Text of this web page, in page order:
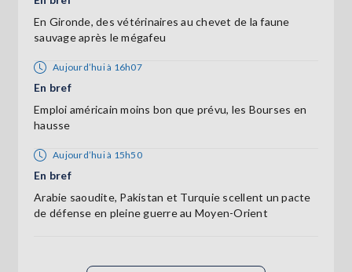
En Gironde, des vétérinaires au chevet de la faune
sauvage après le mégafeu
Aujourd’hui à 16h07
En bref
Emploi américain moins bon que prévu, les Bourses en
hausse
Aujourd’hui à 15h50
En bref
Arabie saoudite, Pakistan et Turquie scellent un pacte
de défense en pleine guerre au Moyen-Orient